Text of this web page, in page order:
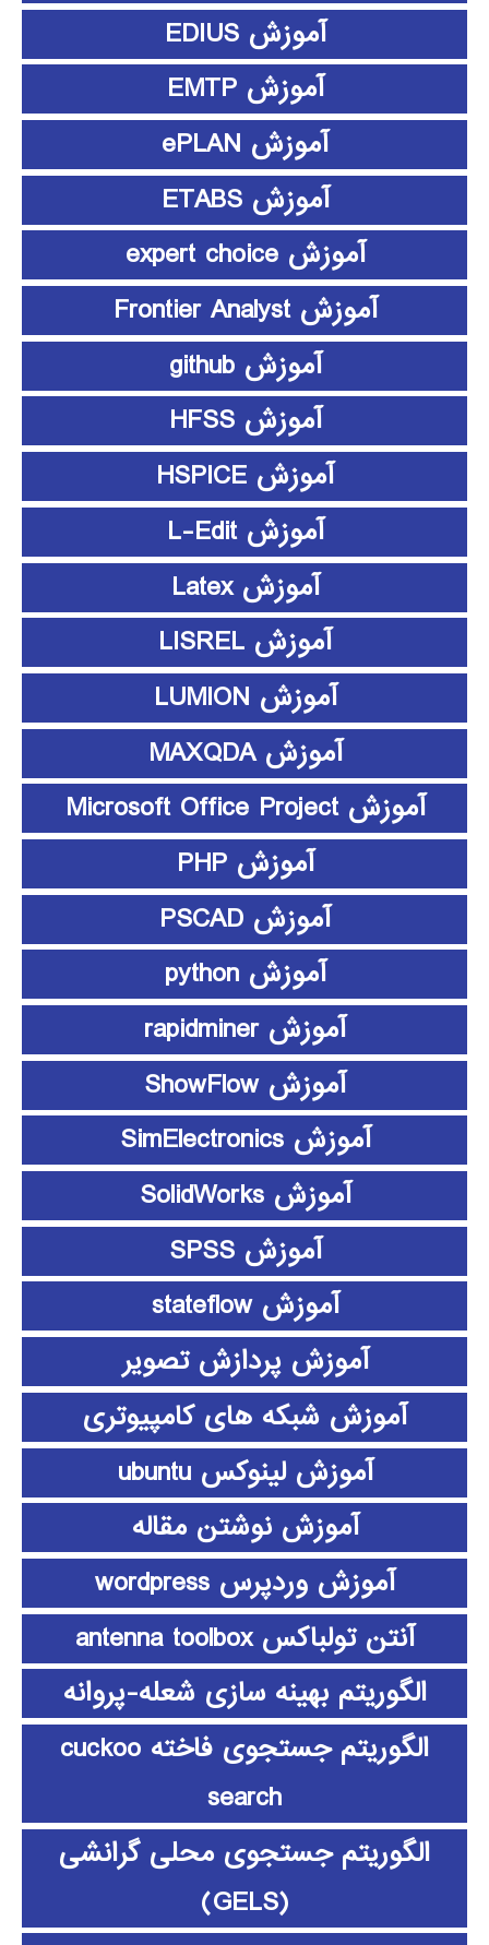
آموزش EDIUS
آموزش EMTP
آموزش ePLAN
آموزش ETABS
آموزش expert choice
آموزش Frontier Analyst
آموزش github
آموزش HFSS
آموزش HSPICE
آموزش L-Edit
آموزش Latex
آموزش LISREL
آموزش LUMION
آموزش MAXQDA
آموزش Microsoft Office Project
آموزش PHP
آموزش PSCAD
آموزش python
آموزش rapidminer
آموزش ShowFlow
آموزش SimElectronics
آموزش SolidWorks
آموزش SPSS
آموزش stateflow
آموزش پردازش تصویر
آموزش شبکه های کامپیوتری
آموزش لینوکس ubuntu
آموزش نوشتن مقاله
آموزش وردپرس wordpress
آنتن تولباکس antenna toolbox
الگوریتم بهینه سازی شعله-پروانه
الگوریتم جستجوی فاخته cuckoo
search
الگوریتم جستجوی محلی گرانشی
(GELS)